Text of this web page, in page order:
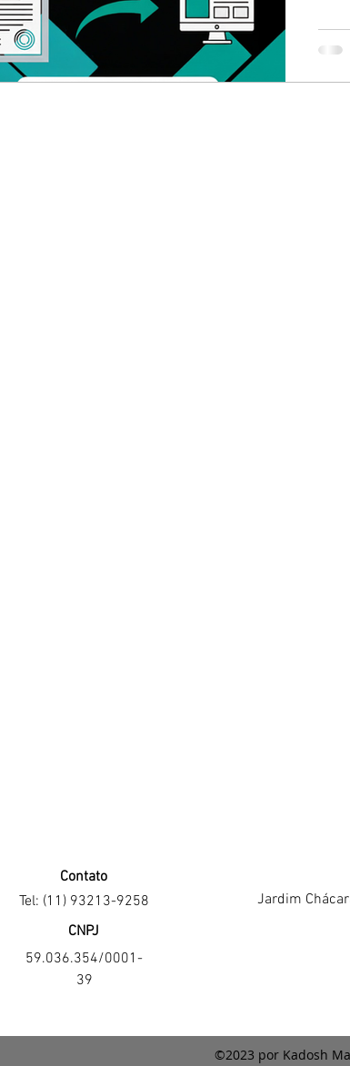
por
um
Contato
Tel: (11) 93213-9258
CNPJ
59.036.354/0001-
39
Jardim
©2023 por Kadosh